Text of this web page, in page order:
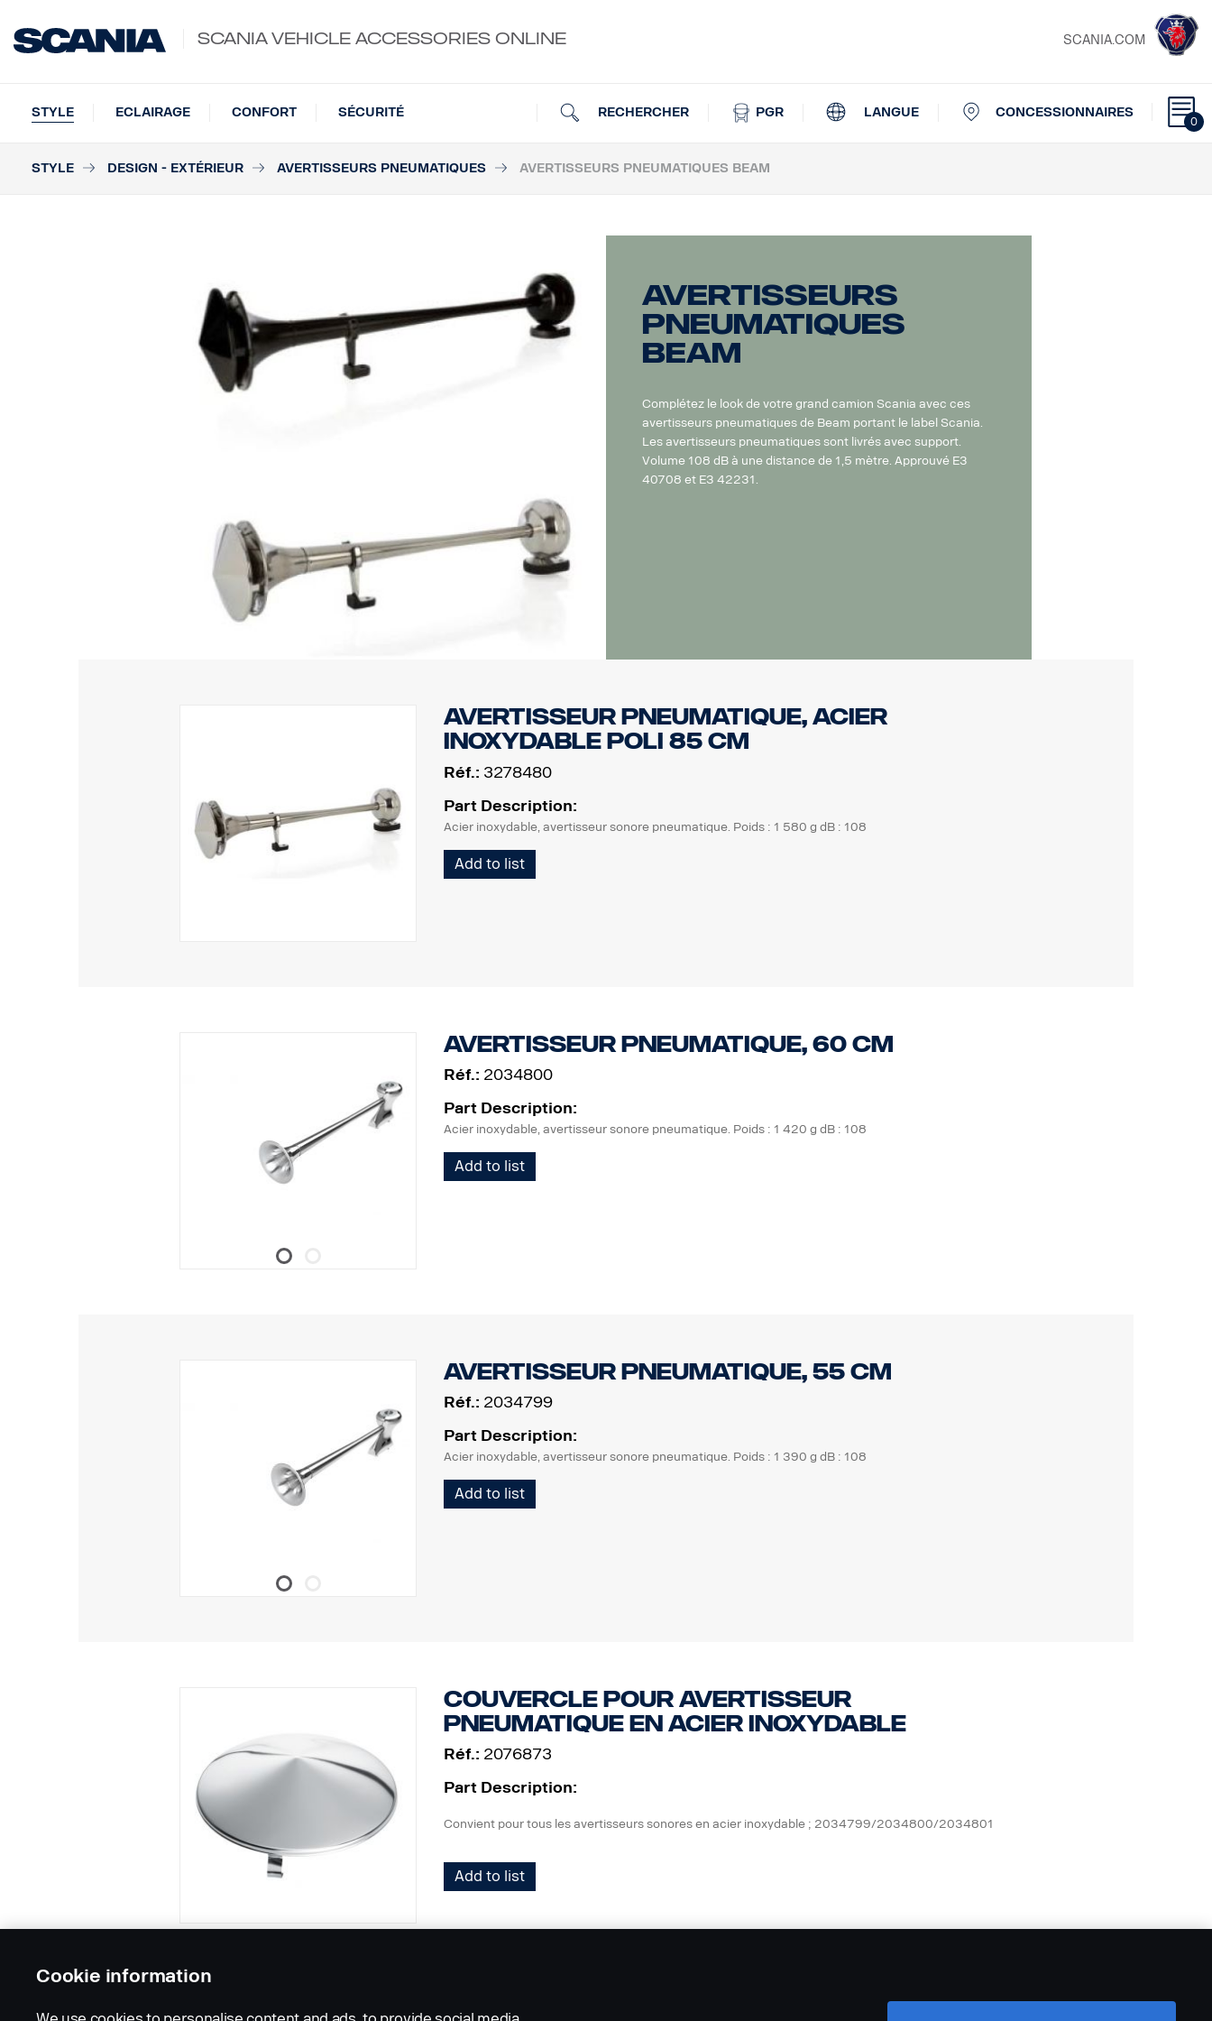
SCANIA VEHICLE ACCESSORIES ONLINE SCANIA.COM
0
RECHERCHER PGR LANGUE CONCESSIONNAIRES
STYLE ECLAIRAGE CONFORT SÉCURITÉ
STYLE DESIGN - EXTÉRIEUR AVERTISSEURS PNEUMATIQUES AVERTISSEURS PNEUMATIQUES BEAM
Avertisseurs
pneumatiques
Beam
Complétez le look de votre grand camion Scania avec ces
avertisseurs pneumatiques de Beam portant le label Scania.
Les avertisseurs pneumatiques sont livrés avec support.
Volume 108 dB à une distance de 1,5 mètre. Approuvé E3
40708 et E3 42231.
Avertisseur pneumatique, acier
inoxydable poli 85 cm
Réf.: 3278480
Part Description:
Acier inoxydable, avertisseur sonore pneumatique. Poids : 1 580 g dB : 108
Add to list
Avertisseur pneumatique, 60 cm
Réf.: 2034800
Part Description:
Acier inoxydable, avertisseur sonore pneumatique. Poids : 1 420 g dB : 108
Add to list
Avertisseur pneumatique, 55 cm
Réf.: 2034799
Part Description:
Acier inoxydable, avertisseur sonore pneumatique. Poids : 1 390 g dB : 108
Add to list
Couvercle pour avertisseur
pneumatique en acier inoxydable
Réf.: 2076873
Part Description:
Convient pour tous les avertisseurs sonores en acier inoxydable ; 2034799/2034800/2034801
Add to list
Cookie information